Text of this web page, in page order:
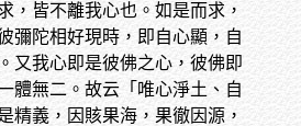
，皆不離我心也。如是而求，
彌陀相好現時，即自心顯，自
又我心即是彼佛之心，彼佛即
體無二。故云「唯心淨土、自
精義，因賅果海，果徹因源，